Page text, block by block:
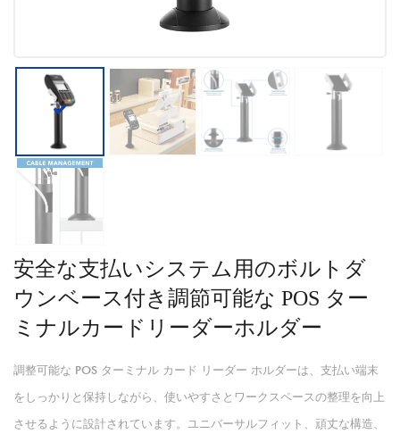
安全な支払いシステム用のボルトダ
ウンベース付き調節可能な POS ター
ミナルカードリーダーホルダー
調整可能な POS ターミナル カード リーダー ホルダーは、支払い端末
をしっかりと保持しながら、使いやすさとワークスペースの整理を向上
させるように設計されています。ユニバーサルフィット、頑丈な構造、